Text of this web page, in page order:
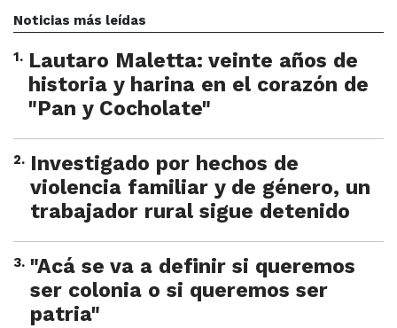
Noticias más leídas
1. Lautaro Maletta: veinte años de
historia y harina en el corazón de
"Pan y Cocholate"
2. Investigado por hechos de
violencia familiar y de género, un
trabajador rural sigue detenido
3. "Acá se va a definir si queremos
ser colonia o si queremos ser
patria"